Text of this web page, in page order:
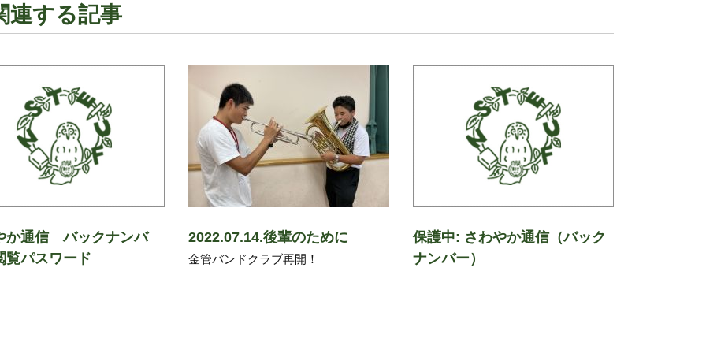
連する記事
か通信 バックナンバ
パスワード
2022.07.14.後輩のために
金管バンドクラブ再開！
保護中: さわやか通信（バック
ナンバー）